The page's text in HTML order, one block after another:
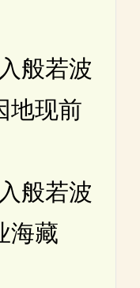
般若波
地现前
般若波
海藏